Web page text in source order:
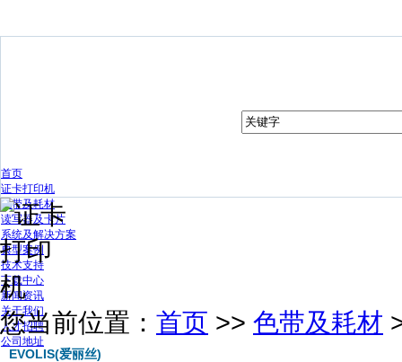
首页
证卡打印机
色带及耗材
读写器及卡片
系统及解决方案
典型案例
技术支持
下载中心
新闻资讯
关于我们
人才招聘
公司地址
您当前位置： 首页 >> 色带及耗材
EVOLIS(爱丽丝)